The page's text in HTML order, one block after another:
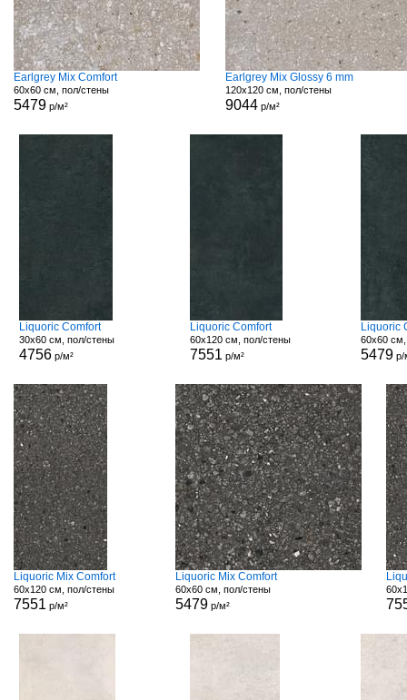
Earlgrey Mix Comfort
60x60 см, пол/стены
5479 р/м²
Earlgrey Mix Glossy 6 mm
120x120 см, пол/стены
9044р/м²
Liquoric Comfort
30x60 см, пол/стены
4756р/м²
Liquoric Comfort
60x120 см, пол/стены
7551 р/м²
Liquoric
60x60
5479 р/
Liquoric Mix Comfort
60x120 см, пол/стены
7551 р/м²
Liquoric Mix Comfort
60x60 см, пол/стены
5479р/м²